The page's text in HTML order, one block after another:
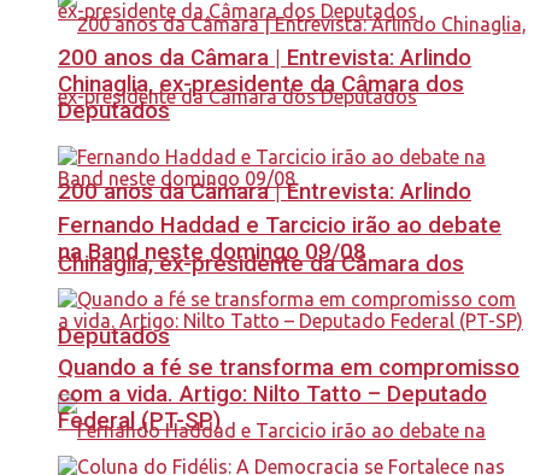
200 anos da Câmara | Entrevista: Arlindo
Chinaglia, ex-presidente da Câmara dos
Deputados
200 anos da Câmara | Entrevista: Arlindo
Chinaglia, ex-presidente da Câmara dos
Deputados
Fernando Haddad e Tarcicio irão ao debate
na Band neste domingo 09/08
Quando a fé se transforma em compromisso
com a vida. Artigo: Nilto Tatto – Deputado
Federal (PT-SP)